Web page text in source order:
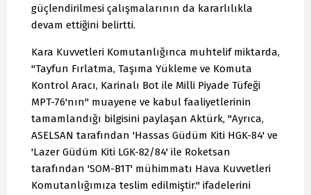
güçlendirilmesi çalışmalarının da kararlılıkla
devam ettiğini belirtti.
Kara Kuvvetleri Komutanlığınca muhtelif miktarda,
"Tayfun Fırlatma, Taşıma Yükleme ve Komuta
Kontrol Aracı, Karinalı Bot ile Milli Piyade Tüfeği
MPT-76'nın" muayene ve kabul faaliyetlerinin
tamamlandığı bilgisini paylaşan Aktürk, "Ayrıca,
ASELSAN tarafından 'Hassas Güdüm Kiti HGK-84' ve
'Lazer Güdüm Kiti LGK-82/84' ile Roketsan
tarafından 'SOM-B1T' mühimmatı Hava Kuvvetleri
Komutanlığımıza teslim edilmiştir." ifadelerini